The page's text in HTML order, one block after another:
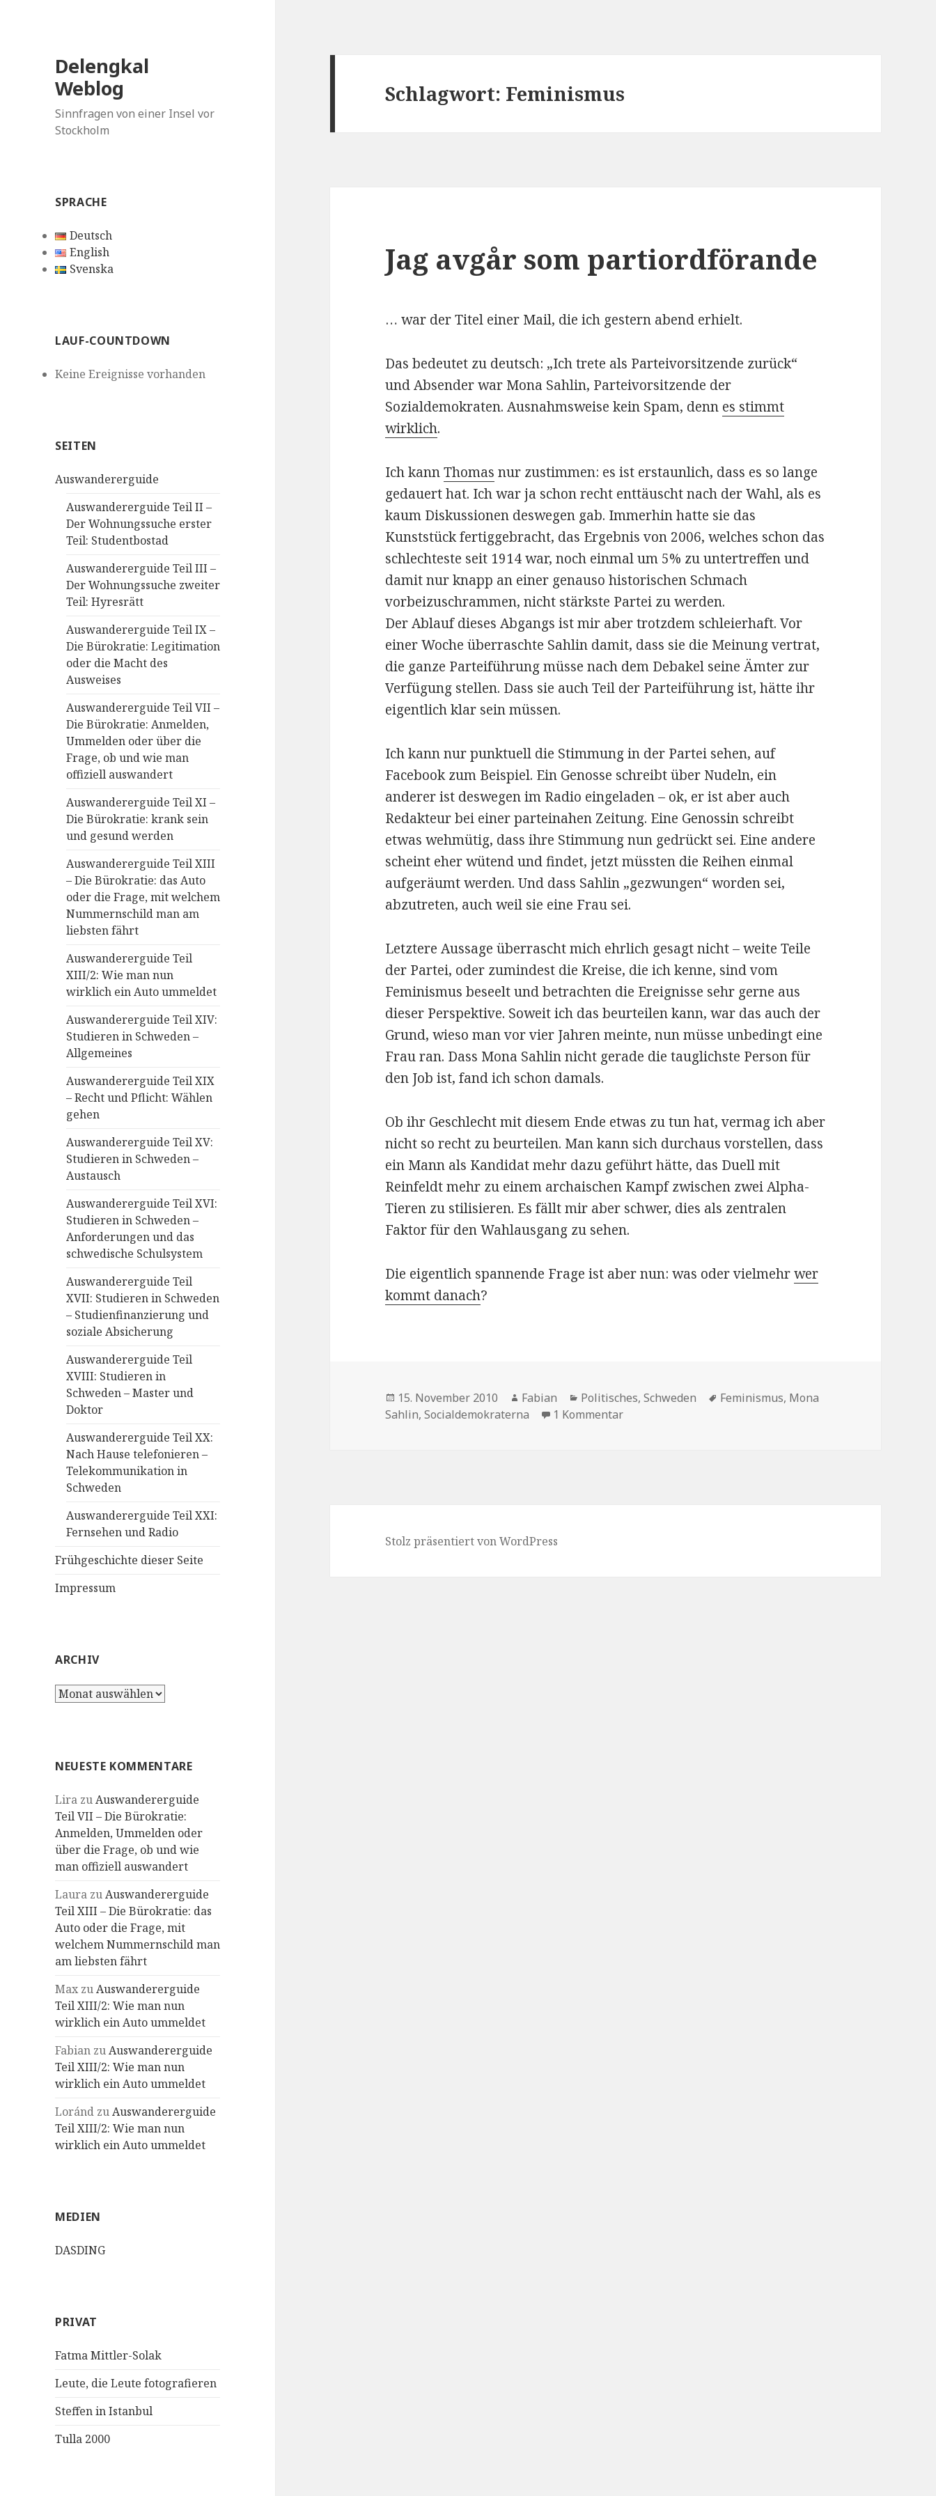
Delengkal
Weblog
Sinnfragen von einer Insel vor
Stockholm
SPRACHE
Deutsch
English
Svenska
LAUF-COUNTDOWN
Keine Ereignisse vorhanden
SEITEN
Auswandererguide
Auswandererguide Teil II –
Der Wohnungssuche erster
Teil: Studentbostad
Auswandererguide Teil III –
Der Wohnungssuche zweiter
Teil: Hyresrätt
Auswandererguide Teil IX –
Die Bürokratie: Legitimation
oder die Macht des
Ausweises
Auswandererguide Teil VII –
Die Bürokratie: Anmelden,
Ummelden oder über die
Frage, ob und wie man
offiziell auswandert
Auswandererguide Teil XI –
Die Bürokratie: krank sein
und gesund werden
Auswandererguide Teil XIII
– Die Bürokratie: das Auto
oder die Frage, mit welchem
Nummernschild man am
liebsten fährt
Auswandererguide Teil
XIII/2: Wie man nun
wirklich ein Auto ummeldet
Auswandererguide Teil XIV:
Studieren in Schweden –
Allgemeines
Auswandererguide Teil XIX
– Recht und Pflicht: Wählen
gehen
Auswandererguide Teil XV:
Studieren in Schweden –
Austausch
Auswandererguide Teil XVI:
Studieren in Schweden –
Anforderungen und das
schwedische Schulsystem
Auswandererguide Teil
XVII: Studieren in Schweden
– Studienfinanzierung und
soziale Absicherung
Auswandererguide Teil
XVIII: Studieren in
Schweden – Master und
Doktor
Auswandererguide Teil XX:
Nach Hause telefonieren –
Telekommunikation in
Schweden
Auswandererguide Teil XXI:
Fernsehen und Radio
Frühgeschichte dieser Seite
Impressum
ARCHIV
Archiv
NEUESTE KOMMENTARE
Lira zuAuswandererguide
Teil VII – Die Bürokratie:
Anmelden, Ummelden oder
über die Frage, ob und wie
man offiziell auswandert
Laura zuAuswandererguide
Teil XIII – Die Bürokratie: das
Auto oder die Frage, mit
welchem Nummernschild man
am liebsten fährt
Max zuAuswandererguide
Teil XIII/2: Wie man nun
wirklich ein Auto ummeldet
Fabian zuAuswandererguide
Teil XIII/2: Wie man nun
wirklich ein Auto ummeldet
Loránd zuAuswandererguide
Teil XIII/2: Wie man nun
wirklich ein Auto ummeldet
MEDIEN
DASDING
PRIVAT
Fatma Mittler-Solak
Leute, die Leute fotografieren
Steffen in Istanbul
Tulla 2000
Schlagwort: Feminismus
Jag avgår som partiordförande
… war der Titel einer Mail, die ich gestern abend erhielt.
Das bedeutet zu deutsch: „Ich trete als Parteivorsitzende zurück“
und Absender war Mona Sahlin, Parteivorsitzende der
Sozialdemokraten. Ausnahmsweise kein Spam, denn es stimmt
wirklich.
Ich kannThomas nur zustimmen: es ist erstaunlich, dass es so lange
gedauert hat. Ich war ja schon recht enttäuscht nach der Wahl, als es
kaum Diskussionen deswegen gab. Immerhin hatte sie das
Kunststück fertiggebracht, das Ergebnis von 2006, welches schon das
schlechteste seit 1914 war, noch einmal um 5% zu untertreffen und
damit nur knapp an einer genauso historischen Schmach
vorbeizuschrammen, nicht stärkste Partei zu werden.
Der Ablauf dieses Abgangs ist mir aber trotzdem schleierhaft. Vor
einer Woche überraschte Sahlin damit, dass sie die Meinung vertrat,
die ganze Parteiführung müsse nach dem Debakel seine Ämter zur
Verfügung stellen. Dass sie auch Teil der Parteiführung ist, hätte ihr
eigentlich klar sein müssen.
Ich kann nur punktuell die Stimmung in der Partei sehen, auf
Facebook zum Beispiel. Ein Genosse schreibt über Nudeln, ein
anderer ist deswegen im Radio eingeladen – ok, er ist aber auch
Redakteur bei einer parteinahen Zeitung. Eine Genossin schreibt
etwas wehmütig, dass ihre Stimmung nun gedrückt sei. Eine andere
scheint eher wütend und findet, jetzt müssten die Reihen einmal
aufgeräumt werden. Und dass Sahlin „gezwungen“ worden sei,
abzutreten, auch weil sie eine Frau sei.
Letztere Aussage überrascht mich ehrlich gesagt nicht – weite Teile
der Partei, oder zumindest die Kreise, die ich kenne, sind vom
Feminismus beseelt und betrachten die Ereignisse sehr gerne aus
dieser Perspektive. Soweit ich das beurteilen kann, war das auch der
Grund, wieso man vor vier Jahren meinte, nun müsse unbedingt eine
Frau ran. Dass Mona Sahlin nicht gerade die tauglichste Person für
den Job ist, fand ich schon damals.
Ob ihr Geschlecht mit diesem Ende etwas zu tun hat, vermag ich aber
nicht so recht zu beurteilen. Man kann sich durchaus vorstellen, dass
ein Mann als Kandidat mehr dazu geführt hätte, das Duell mit
Reinfeldt mehr zu einem archaischen Kampf zwischen zwei Alpha-
Tieren zu stilisieren. Es fällt mir aber schwer, dies als zentralen
Faktor für den Wahlausgang zu sehen.
Die eigentlich spannende Frage ist aber nun: was oder vielmehrwer
kommt danach?
Veröffentlicht
am
15. November 2010 Autor
Fabian Kategorien
Politisches,Schweden Schlagwörter
Feminismus, Mona
Sahlin,Socialdemokraterna 1 Kommentarzu Jag avgår som partiordförande
Stolz präsentiert von WordPress